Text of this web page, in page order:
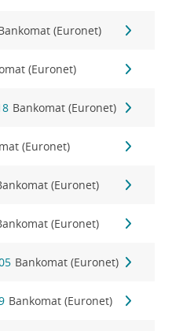
(Euronet)
(Euronet)
Bankomat (Euronet)
(Euronet)
(Euronet)
(Euronet)
Bankomat (Euronet)
Bankomat (Euronet)